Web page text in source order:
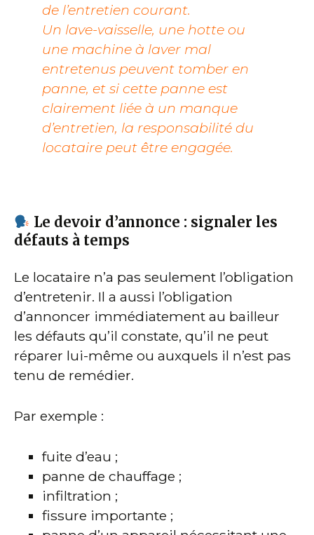
de l’entretien courant.
Un lave-vaisselle, une hotte ou
une machine à laver mal
entretenus peuvent tomber en
panne, et si cette panne est
clairement liée à un manque
d’entretien, la responsabilité du
locataire peut être engagée.
Le devoir d’annonce : signaler les
défauts à temps
Le locataire n’a pas seulement l’obligation
d’entretenir. Il a aussi l’obligation
d’annoncer immédiatement au bailleur
les défauts qu’il constate, qu’il ne peut
réparer lui-même ou auxquels il n’est pas
tenu de remédier.
Par exemple :
fuite d’eau ;
panne de chauffage ;
infiltration ;
fissure importante ;